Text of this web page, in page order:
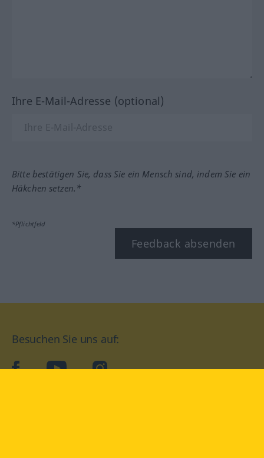
Ihre E-Mail-Adresse (optional)
Bitte bestätigen Sie, dass Sie ein Mensch sind, indem Sie ein
Häkchen setzen.*
*Pflichtfeld
Feedback absenden
Besuchen Sie uns auf:
facebookYouTube Instagram